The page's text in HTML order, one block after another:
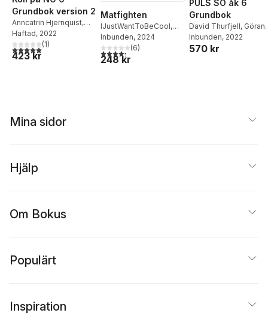
Grundbok version 2
Anncatrin Hjernquist,
Klara Rudstedt
Häftad, 2022
5,0utav 5 stjärnor. Totalt antal röster:
(1)
423 kr
Matfighten
IJustWantToBeCool,
Joel Adolphson
Beer,Victor Beer
Inbunden, 2024
4,3utav 5 stjärnor. Totalt antal röster:
(6)
248 kr
PULS SO åk 6
Grundbok
David Thurfjell, Göran
Körner,Per Lindberg
Marianne
Inbunden, 2022
570 kr
Mina sidor
Hjälp
Om Bokus
Populärt
Inspiration